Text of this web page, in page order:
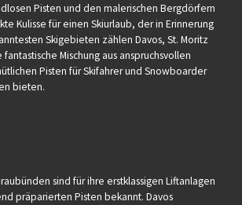
Pisten und den malerischen Bergdörfern
Kulisse für einen Skiurlaub, der in Erinnerung
Skigebieten zählen Davos, St. Moritz
Mischung aus anspruchsvollen
Pisten für Skifahrer und Snowboarder
bieten.
sind für ihre erstklassigen Liftanlagen
präparierten Pisten bekannt. Davos